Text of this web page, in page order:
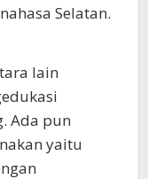
Selatan.
lain
Ada pun
yaitu